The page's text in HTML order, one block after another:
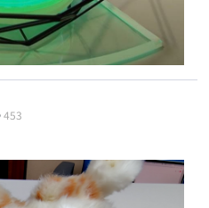
err)
("Illegal device error"
453